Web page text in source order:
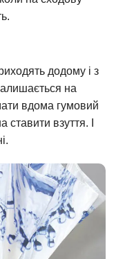
додому і з
на
вдома гумовий
взуття. І